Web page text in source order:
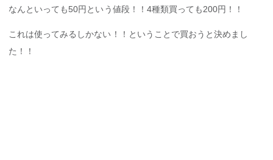
なんといっても50円という値段！！4種類買っても200円！！
これは使ってみるしかない！！ということで買おうと決めまし
た！！